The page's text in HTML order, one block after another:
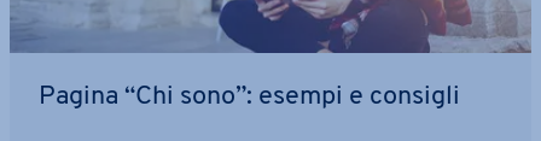
Pagina “Chi sono”: esempi e consigli